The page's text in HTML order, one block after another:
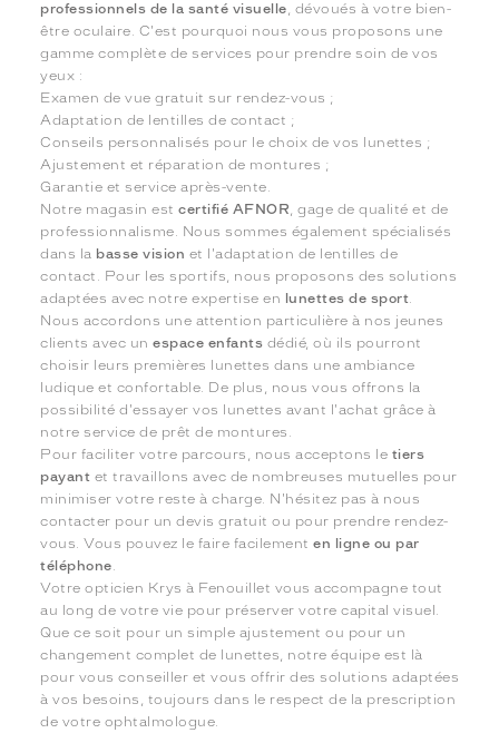
professionnels de la santé visuelle, dévoués à votre bien-
être oculaire. C'est pourquoi nous vous proposons une
gamme complète de services pour prendre soin de vos
yeux :
Examen de vue gratuit sur rendez-vous ;
Adaptation de lentilles de contact ;
Conseils personnalisés pour le choix de vos lunettes ;
Ajustement et réparation de montures ;
Garantie et service après-vente.
Notre magasin estcertifié AFNOR, gage de qualité et de
professionnalisme. Nous sommes également spécialisés
dans la basse vision et l'adaptation de lentilles de
contact. Pour les sportifs, nous proposons des solutions
adaptées avec notre expertise en lunettes de sport.
Nous accordons une attention particulière à nos jeunes
clients avec unespace enfants dédié, où ils pourront
choisir leurs premières lunettes dans une ambiance
ludique et confortable. De plus, nous vous offrons la
possibilité d'essayer vos lunettes avant l'achat grâce à
notre service de prêt de montures.
Pour faciliter votre parcours, nous acceptons le tiers
payant et travaillons avec de nombreuses mutuelles pour
minimiser votre reste à charge. N'hésitez pas à nous
contacter pour un devis gratuit ou pour prendre rendez-
vous. Vous pouvez le faire facilementen ligne ou par
téléphone.
Votre opticien Krys à Fenouillet vous accompagne tout
au long de votre vie pour préserver votre capital visuel.
Que ce soit pour un simple ajustement ou pour un
changement complet de lunettes, notre équipe est là
pour vous conseiller et vous offrir des solutions adaptées
à vos besoins, toujours dans le respect de la prescription
de votre ophtalmologue.